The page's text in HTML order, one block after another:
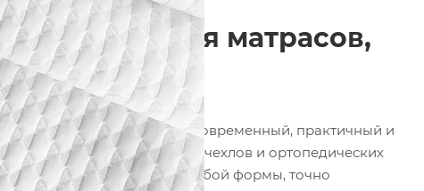
— ткань для матрасов,
фабрики ФОРТЕКС — это современный, практичный и
наматрасников, защитных чехлов и ортопедических
облегает изделие любой формы, точно